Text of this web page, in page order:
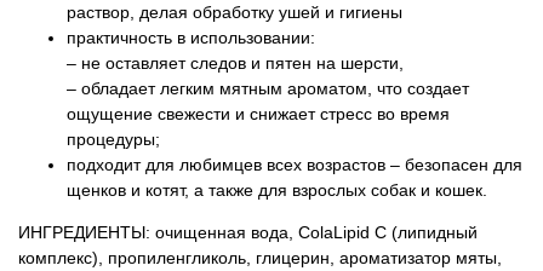
раствор, делая обработку ушей и гигиены
практичность в использовании:
– не оставляет следов и пятен на шерсти,
– обладает легким мятным ароматом, что создает
ощущение свежести и снижает стресс во время
процедуры;
подходит для любимцев всех возрастов – безопасен для
щенков и котят, а также для взрослых собак и кошек.
ИНГРЕДИЕНТЫ: очищенная вода, ColaLipid C (липидный
комплекс), пропиленгликоль, глицерин, ароматизатор мяты,